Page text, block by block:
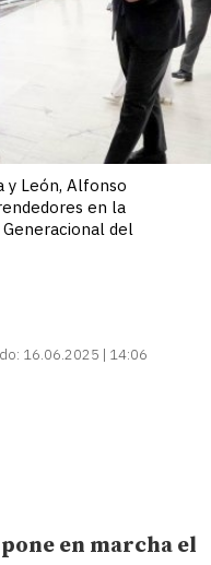
y León, Alfonso
en la
del
16.06.2025 | 14:06
pone en marcha el